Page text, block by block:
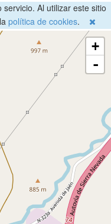
Al utilizar este sitio
política de cookies.
+
-